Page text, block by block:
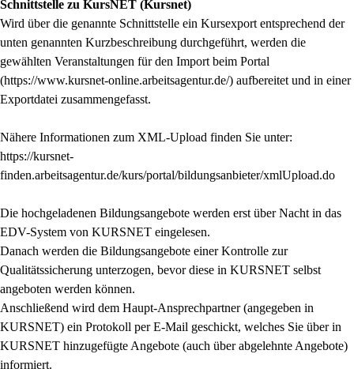
Schnittstelle zu KursNET (Kursnet)
Wird über die genannte Schnittstelle ein Kursexport entsprechend der
unten genannten Kurzbeschreibung durchgeführt, werden die
gewählten Veranstaltungen für den Import beim Portal
(https://www.kursnet-online.arbeitsagentur.de/) aufbereitet und in einer
Exportdatei zusammengefasst.
Nähere Informationen zum XML-Upload finden Sie unter:
https://kursnet-
finden.arbeitsagentur.de/kurs/portal/bildungsanbieter/xmlUpload.do
Die hochgeladenen Bildungsangebote werden erst über Nacht in das
EDV-System von KURSNET eingelesen.
Danach werden die Bildungsangebote einer Kontrolle zur
Qualitätssicherung unterzogen, bevor diese in KURSNET selbst
angeboten werden können.
Anschließend wird dem Haupt-Ansprechpartner (angegeben in
KURSNET) ein Protokoll per E-Mail geschickt, welches Sie über in
KURSNET hinzugefügte Angebote (auch über abgelehnte Angebote)
informiert.